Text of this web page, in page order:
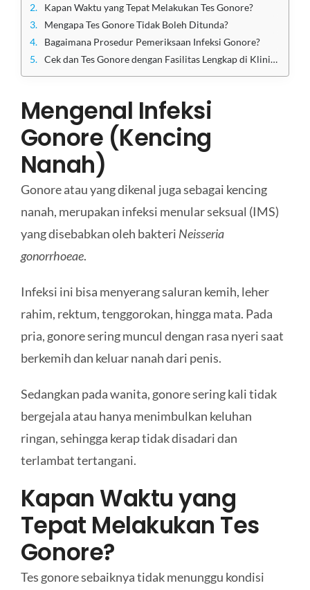
Kapan Waktu yang Tepat Melakukan Tes Gonore?
Mengapa Tes Gonore Tidak Boleh Ditunda?
Bagaimana Prosedur Pemeriksaan Infeksi Gonore?
Cek dan Tes Gonore dengan Fasilitas Lengkap di Klinik Apollo Jakarta Sekarang!
Mengenal Infeksi
Gonore (Kencing
Nanah)
Gonore atau yang dikenal juga sebagai kencing
nanah, merupakan infeksi menular seksual (IMS)
yang disebabkan oleh bakteri Neisseria
gonorrhoeae.
Infeksi ini bisa menyerang saluran kemih, leher
rahim, rektum, tenggorokan, hingga mata. Pada
pria, gonore sering muncul dengan rasa nyeri saat
berkemih dan keluar nanah dari penis.
Sedangkan pada wanita, gonore sering kali tidak
bergejala atau hanya menimbulkan keluhan
ringan, sehingga kerap tidak disadari dan
terlambat tertangani.
Kapan Waktu yang
Tepat Melakukan Tes
Gonore?
Tes gonore sebaiknya tidak menunggu kondisi